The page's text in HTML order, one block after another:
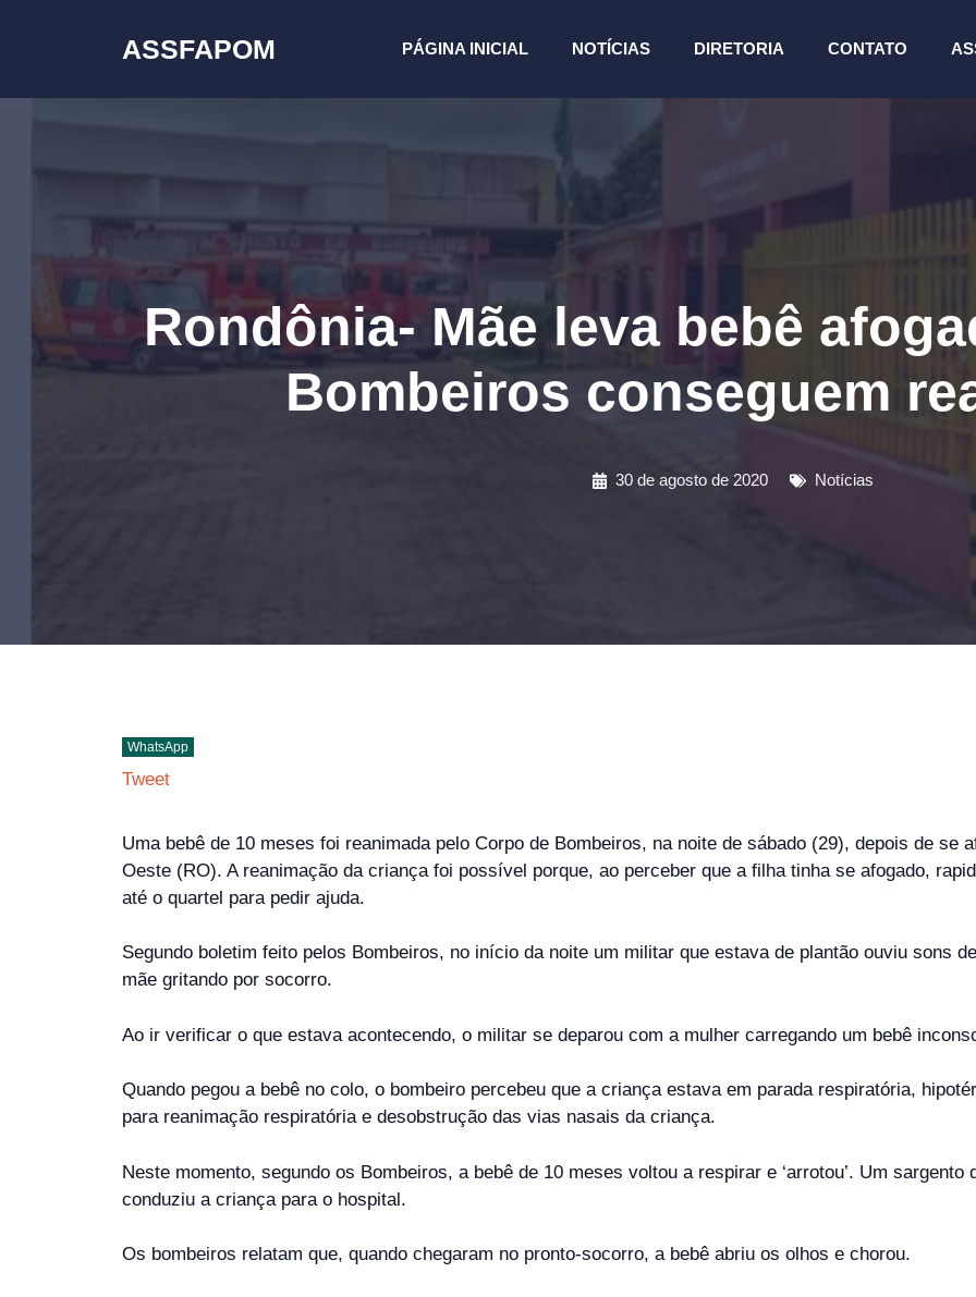
conteúdo
ASSFAPOM PÁGINA INICIAL NOTÍCIAS DIRETORIA CONTATO
Rondônia- Mãe leva bebê
Bombeiros conseguem
30 de agosto de 2020 Notícias
WhatsApp
Tweet
Uma bebê de 10 meses foi reanimada pelo Corpo de Bombeiros, na noite de sábado (29), depois de se
Oeste (RO). A reanimação da criança foi possível porque, ao perceber que a filha tinha se afogado,
até o quartel para pedir ajuda.
Segundo boletim feito pelos Bombeiros, no início da noite um militar que estava de plantão ouviu sons
mãe gritando por socorro.
Ao ir verificar o que estava acontecendo, o militar se deparou com a mulher carregando um bebê
Quando pegou a bebê no colo, o bombeiro percebeu que a criança estava em parada respiratória,
para reanimação respiratória e desobstrução das vias nasais da criança.
Neste momento, segundo os Bombeiros, a bebê de 10 meses voltou a respirar e ‘arrotou’. Um
conduziu a criança para o hospital.
Os bombeiros relatam que, quando chegaram no pronto-socorro, a bebê abriu os olhos e chorou.